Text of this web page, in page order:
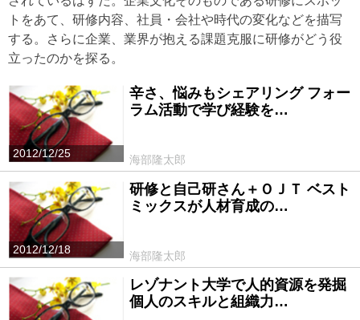
トをあて、研修内容、社員・会社や時代の変化などを描写
する。さらに企業、業界が抱える課題克服に研修がどう役
立ったのかを探る。
2012/12/25
辛さ、悩みもシェアリング フォー
ラム活動で学び経験を…
海部隆太郎
2012/12/18
研修と自己研さん＋ＯＪＴ ベスト
ミックスが人材育成の…
海部隆太郎
レゾナント大学で人的資源を発掘
個人のスキルと組織力…